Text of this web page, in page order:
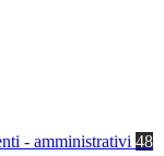
- amministrativi 48